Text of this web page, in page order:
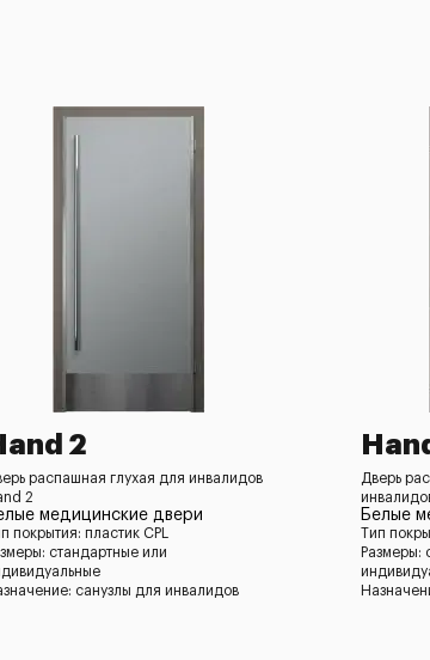
2
распашная глухая для инвалидов
2
медицинские двери
покрытия: пластик CPL
стандартные или
санузлы для инвалидов
Дверь
Белые
Тип
Размеры: